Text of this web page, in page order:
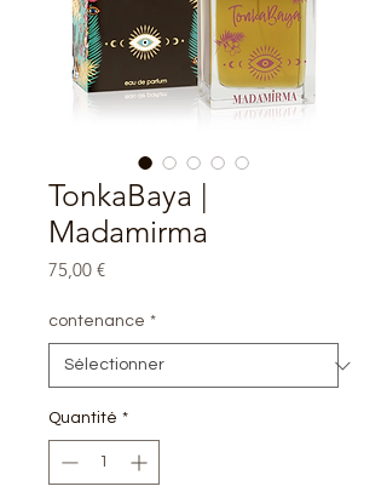
TonkaBaya |
Madamirma
75,00 €Prix
contenance *
Quantité *